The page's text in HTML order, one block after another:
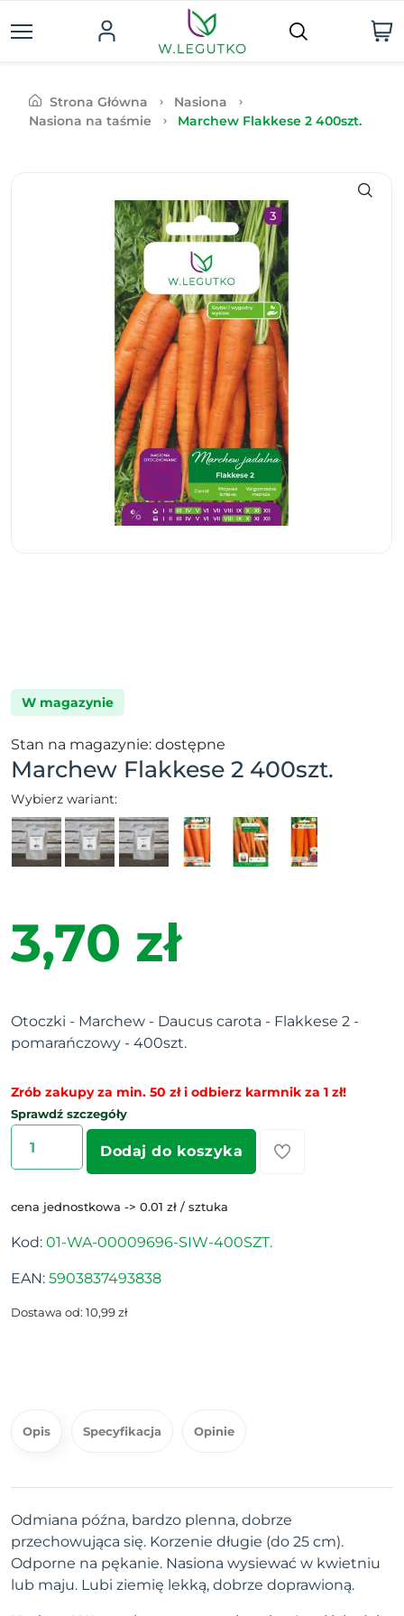
Strona Główna
Nasiona
Nasiona na taśmie
Marchew Flakkese 2 400szt.
W magazynie
Stan na magazynie: dostępne
Marchew Flakkese 2 400szt.
Wybierz wariant:
3,70 zł
Otoczki - Marchew - Daucus carota - Flakkese 2 -
pomarańczowy - 400szt.
Zrób zakupy za min. 50 zł i odbierz karmnik za 1 zł!
Sprawdź szczegóły
Dodaj do koszyka
cena jednostkowa -> 0.01 zł / sztuka
Kod: 01-WA-00009696-SIW-400SZT.
EAN: 5903837493838
Dostawa od: 10,99 zł
Opis Specyfikacja Opinie
Odmiana późna, bardzo plenna, dobrze
przechowująca się. Korzenie długie (do 25 cm).
Odporne na pękanie. Nasiona wysiewać w kwietniu
lub maju. Lubi ziemię lekką, dobrze doprawioną.